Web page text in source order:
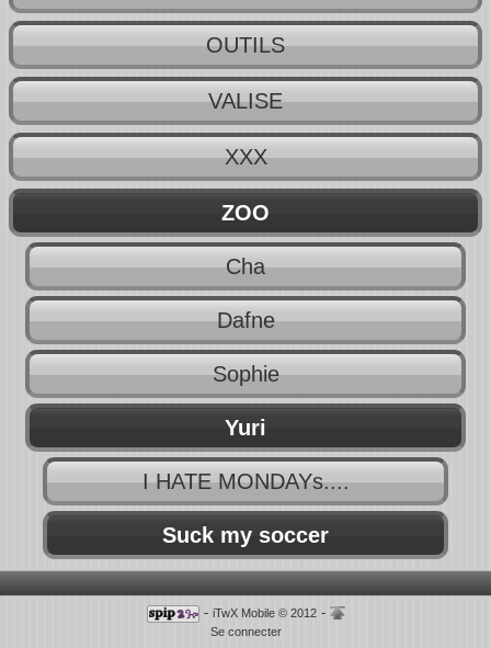
OUTILS
VALISE
XXX
ZOO
Cha
Dafne
Sophie
Yuri
I HATE MONDAYs....
Suck my soccer
- iTwX Mobile © 2012-
Se connecter